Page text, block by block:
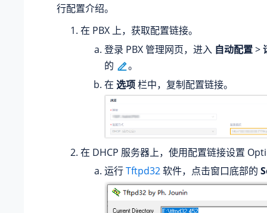
行配置介绍。
在 PBX 上，获取配置链接。
登录 PBX 管理网页，进入 自动配置>
的
。
在 选项栏中，复制配置链接。
在 DHCP 服务器上，使用配置链接设置
运行Tftpd32软件，点击窗口底部的